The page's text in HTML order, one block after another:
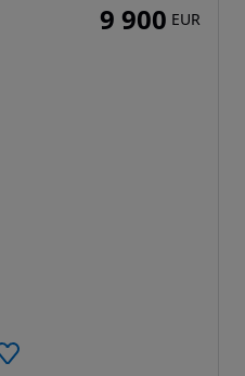
9 900 EUR